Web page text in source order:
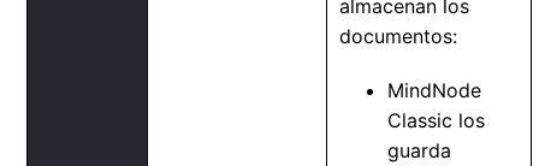
almacenan los
documentos:
MindNode
Classic los
guarda